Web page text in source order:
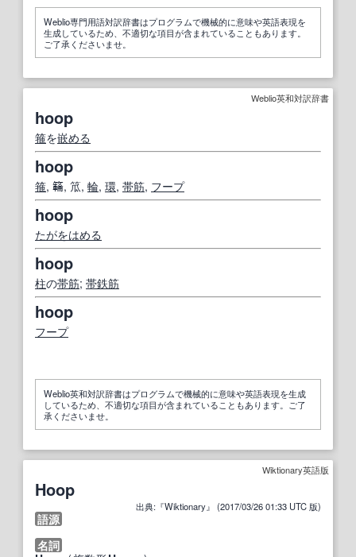
Weblio専門用語対訳辞書はプログラムで機械的に意味や英語表現を
生成しているため、不適切な項目が含まれていることもあります。
ご了承くださいませ。
Weblio英和対訳辞書
hoop
箍を嵌める
hoop
箍, 𥶡, 笟, 輪, 環, 帯筋, フープ
hoop
たがをはめる
hoop
柱の帯筋; 帯鉄筋
hoop
フープ
Weblio英和対訳辞書はプログラムで機械的に意味や英語表現を生成
しているため、不適切な項目が含まれていることもあります。ご了
承くださいませ。
Wiktionary英語版
Hoop
出典:『Wiktionary』 (2017/03/26 01:33 UTC 版)
語源
名詞